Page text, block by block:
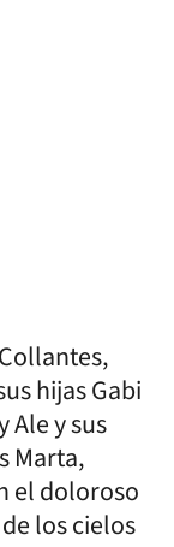
hijas Gabi
Ale y sus
Marta,
el doloroso
los cielos